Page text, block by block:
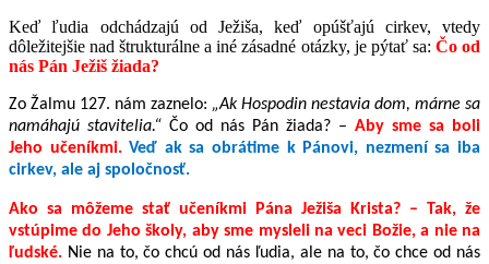
Keď ľudia odchádzajú od Ježiša, keď opúšťajú cirkev, vtedy
dôležitejšie nad štrukturálne a iné zásadné otázky, je pýtať sa: Čo od
nás Pán Ježiš žiada?
Zo Žalmu 127. nám zaznelo: „Ak Hospodin nestavia dom, márne sa
namáhajú stavitelia.“ Čo od nás Pán žiada? – Aby sme sa boli
Jeho učeníkmi. Veď ak sa obrátime k Pánovi, nezmení sa iba
cirkev, ale aj spoločnosť.
Ako sa môžeme stať učeníkmi Pána Ježiša Krista? – Tak, že
vstúpime do Jeho školy, aby sme mysleli na veci Božie, a nie na
ľudské. Nie na to, čo chcú od nás ľudia, ale na to, čo chce od nás